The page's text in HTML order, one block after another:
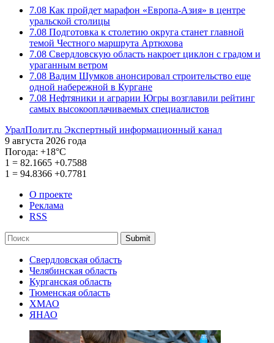
7.08 Как пройдет марафон «Европа-Азия» в центре
уральской столицы
7.08 Подготовка к столетию округа станет главной
темой Честного маршрута Артюхова
7.08 Свердловскую область накроет циклон с градом и
ураганным ветром
7.08 Вадим Шумков анонсировал строительство еще
одной набережной в Кургане
7.08 Нефтяники и аграрии Югры возглавили рейтинг
самых высокооплачиваемых специалистов
УралПолит.ru Экспертный информационный канал
9 августа 2026 года
Погода: +18°С
1 = 82.1665 +0.7588
1 = 94.8366 +0.7781
О проекте
Реклама
RSS
Submit
Свердловская область
Челябинская область
Курганская область
Тюменская область
ХМАО
ЯНАО